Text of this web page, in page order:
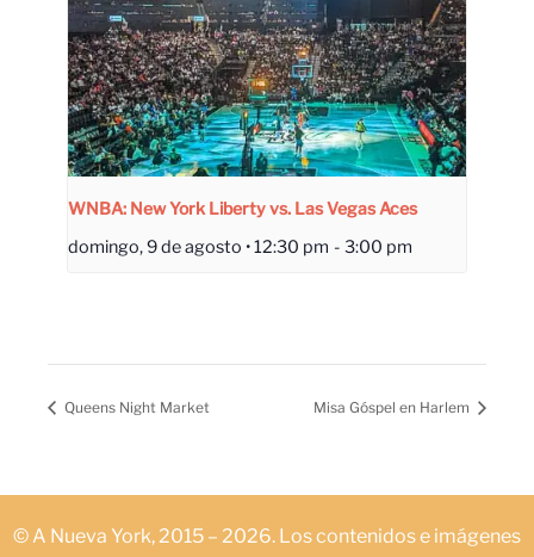
WNBA: New York Liberty vs. Las Vegas Aces
domingo, 9 de agosto • 12:30 pm - 3:00 pm
Queens Night Market Misa Góspel en Harlem
© A Nueva York, 2015 – 2026. Los contenidos e imágenes